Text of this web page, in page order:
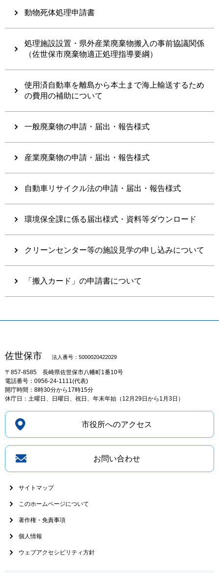
動物死体処理申請書
処理施設設置・県外産業廃棄物搬入の事前協議関係
（佐世保市廃棄物適正処理指導要綱）
使用済自動車を離島から本土まで海上輸送するため
の費用の補助について
一般廃棄物の申請・届出・報告様式
産業廃棄物の申請・届出・報告様式
自動車リサイクル法の申請・届出・報告様式
環境保全課に係る届出様式・資料等ダウンロード
クリーンセンター等の施設見学の申し込みについて
「搬入カード」の申請書について
佐世保市 法人番号：5000020422029
〒857-8585 長崎県佐世保市八幡町1番10号
電話番号：0956-24-1111(代表)
開庁時間：8時30分から17時15分
休庁日：土曜日、日曜日、祝日、年末年始（12月29日から1月3日）
市役所へのアクセス
お問い合わせ
サイトマップ
このホームページについて
著作権・免責事項
個人情報
ウェブアクセシビリティ方針